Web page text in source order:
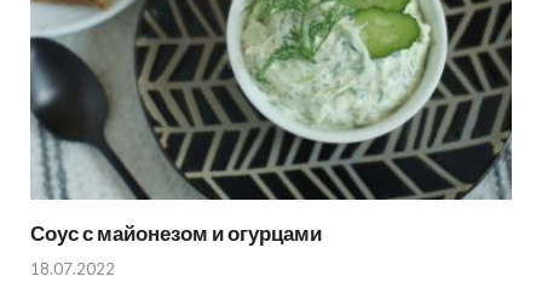
Соус с майонезом и огурцами
18.07.2022